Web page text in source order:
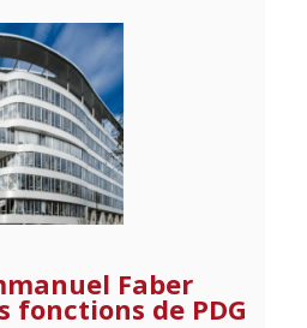
Faber
fonctions de PDG